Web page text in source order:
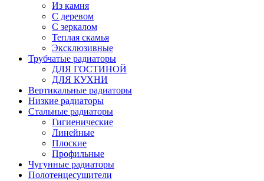
Из камня
С деревом
С зеркалом
Теплая скамья
Эксклюзивные
Трубчатые радиаторы
ДЛЯ ГОСТИНОЙ
ДЛЯ КУХНИ
Вертикальные радиаторы
Низкие радиаторы
Стальные радиаторы
Гигиенические
Линейные
Плоские
Профильные
Чугунные радиаторы
Полотенцесушители